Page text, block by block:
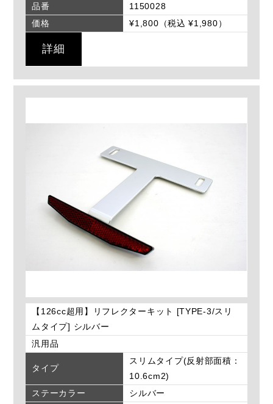
品番
1150028
価格
¥1,800（税込 ¥1,980）
詳細
【126cc超用】リフレクターキット [TYPE-3/スリ
ムタイプ] シルバー
汎用品
タイプ
スリムタイプ(反射部面積：
10.6cm2)
ステーカラー
シルバー